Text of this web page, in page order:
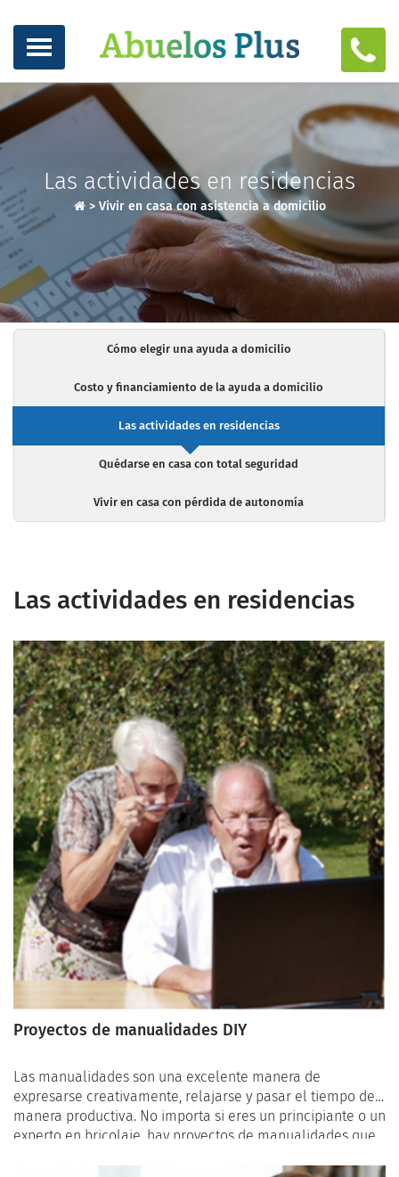
Las actividades en residencias
> Vivir en casa con asistencia a domicilio
Cómo elegir una ayuda a domicilio
Costo y financiamiento de la ayuda a domicilio
Las actividades en residencias
Quédarse en casa con total seguridad
Vivir en casa con pérdida de autonomía
Las actividades en residencias
Proyectos de manualidades DIY
Las manualidades son una excelente manera de
expresarse creativamente, relajarse y pasar el tiempo de
manera productiva. No importa si eres un principiante o un
experto en bricolaje, hay proyectos de manualidades que